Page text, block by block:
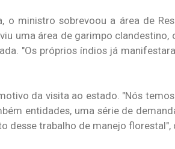
o ministro sobrevoou a área de
uma área de garimpo
"Os próprios índios já
da visita ao estado. "Nós
entidades, uma série de
desse trabalho de manejo florestal",